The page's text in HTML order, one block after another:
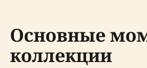
Основные
коллекции